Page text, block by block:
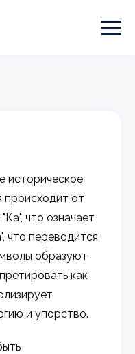
историческое
происходит от
что означает
что переводится
образуют
как
и упорство.